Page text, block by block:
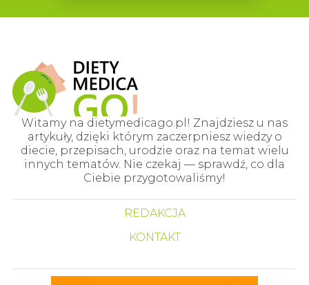
Witamy na dietymedicago.pl! Znajdziesz u nas
artykuły, dzięki którym zaczerpniesz wiedzy o
diecie, przepisach, urodzie oraz na temat wielu
innych tematów. Nie czekaj — sprawdź, co dla
Ciebie przygotowaliśmy!
REDAKCJA
KONTAKT